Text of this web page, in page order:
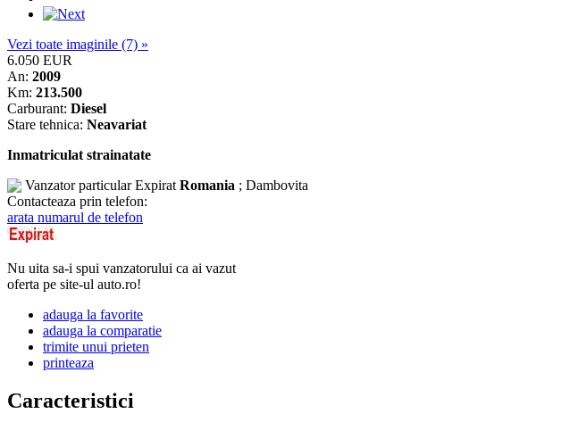
Vezi toate imaginile (7) »
6.050 EUR
An: 2009
Km: 213.500
Carburant: Diesel
Stare tehnica: Neavariat
Inmatriculat strainatate
Vanzator particularExpirat Romania ; Dambovita
Contacteaza prin telefon:
arata numarul de telefon
Nu uita sa-i spui vanzatorului ca ai vazut
oferta pe site-ul auto.ro!
adauga la favorite
adauga la comparatie
trimite unui prieten
printeaza
Caracteristici